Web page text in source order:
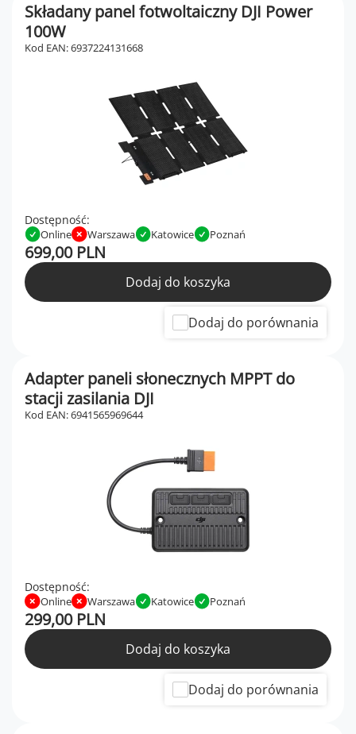
Składany panel fotwoltaiczny DJI Power
100W
Kod EAN: 6937224131668
Dostępność:
Online Warszawa Katowice Poznań
699,00 PLN
Dodaj do koszyka
Dodaj do porównania
Adapter paneli słonecznych MPPT do
stacji zasilania DJI
Kod EAN: 6941565969644
Dostępność:
Online Warszawa Katowice Poznań
299,00 PLN
Dodaj do koszyka
Dodaj do porównania